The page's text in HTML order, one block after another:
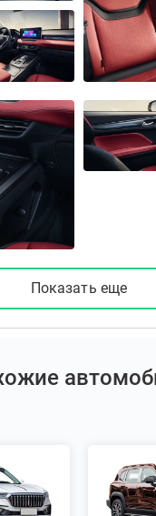
Показать еще